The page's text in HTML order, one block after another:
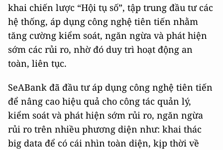
khai chiến lược “Hội tụ số”, tập trung đầu tư các
hệ thống, áp dụng công nghệ tiên tiến nhằm
tăng cường kiểm soát, ngăn ngừa và phát hiện
sớm các rủi ro, nhờ đó duy trì hoạt động an
toàn, liên tục.
SeABank đã đầu tư áp dụng công nghệ tiên tiến
để nâng cao hiệu quả cho công tác quản lý,
kiểm soát và phát hiện sớm rủi ro, ngăn ngừa
rủi ro trên nhiều phương diện như: khai thác
big data để có cái nhìn toàn diện, kịp thời về